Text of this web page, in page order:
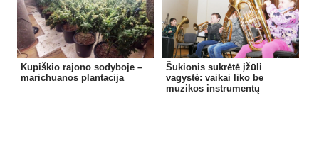
Kupiškio rajono sodyboje –
marichuanos plantacija
Šukionis sukrėtė įžūli
vagystė: vaikai liko be
muzikos instrumentų